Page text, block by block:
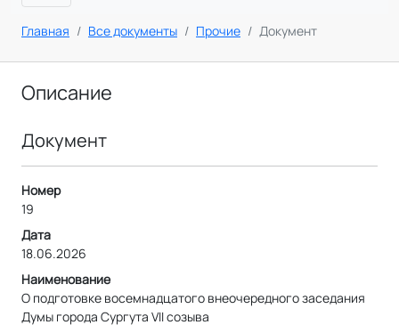
Главная Все документы Прочие Документ
Описание
Документ
Номер
19
Дата
18.06.2026
Наименование
О подготовке восемнадцатого внеочередного заседания
Думы города Сургута VII созыва